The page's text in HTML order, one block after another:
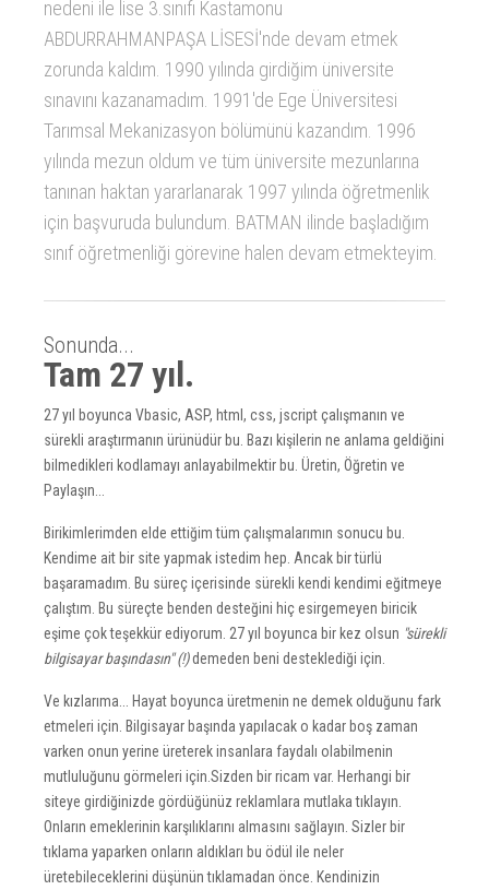
nedeni ile lise 3.sınıfı Kastamonu
ABDURRAHMANPAŞA LİSESİ'nde devam etmek
zorunda kaldım. 1990 yılında girdiğim üniversite
sınavını kazanamadım. 1991'de Ege Üniversitesi
Tarımsal Mekanizasyon bölümünü kazandım. 1996
yılında mezun oldum ve tüm üniversite mezunlarına
tanınan haktan yararlanarak 1997 yılında öğretmenlik
için başvuruda bulundum. BATMAN ilinde başladığım
sınıf öğretmenliği görevine halen devam etmekteyim.
Sonunda...
Tam 27 yıl.
27 yıl boyunca Vbasic, ASP, html, css, jscript çalışmanın ve
sürekli araştırmanın ürünüdür bu. Bazı kişilerin ne anlama geldiğini
bilmedikleri kodlamayı anlayabilmektir bu. Üretin, Öğretin ve
Paylaşın...
Birikimlerimden elde ettiğim tüm çalışmalarımın sonucu bu.
Kendime ait bir site yapmak istedim hep. Ancak bir türlü
başaramadım. Bu süreç içerisinde sürekli kendi kendimi eğitmeye
çalıştım. Bu süreçte benden desteğini hiç esirgemeyen biricik
eşime çok teşekkür ediyorum. 27 yıl boyunca bir kez olsun "sürekli
bilgisayar başındasın" (!)demeden beni desteklediği için.
Ve kızlarıma... Hayat boyunca üretmenin ne demek olduğunu fark
etmeleri için. Bilgisayar başında yapılacak o kadar boş zaman
varken onun yerine üreterek insanlara faydalı olabilmenin
mutluluğunu görmeleri için.Sizden bir ricam var. Herhangi bir
siteye girdiğinizde gördüğünüz reklamlara mutlaka tıklayın.
Onların emeklerinin karşılıklarını almasını sağlayın. Sizler bir
tıklama yaparken onların aldıkları bu ödül ile neler
üretebileceklerini düşünün tıklamadan önce. Kendinizin